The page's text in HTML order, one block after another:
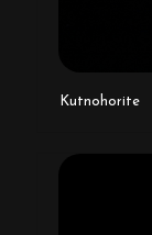
Kutnohorite